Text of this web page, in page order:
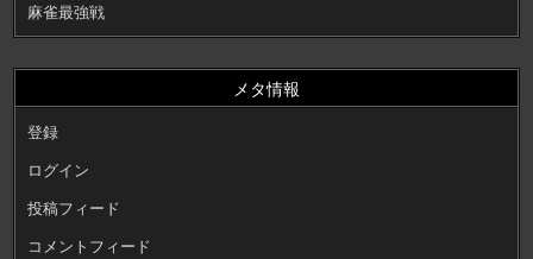
麻雀最強戦
メタ情報
登録
ログイン
投稿フィード
コメントフィード